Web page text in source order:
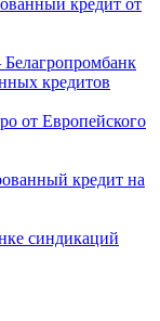
кредит от
кредитов
от Европейского
кредит на